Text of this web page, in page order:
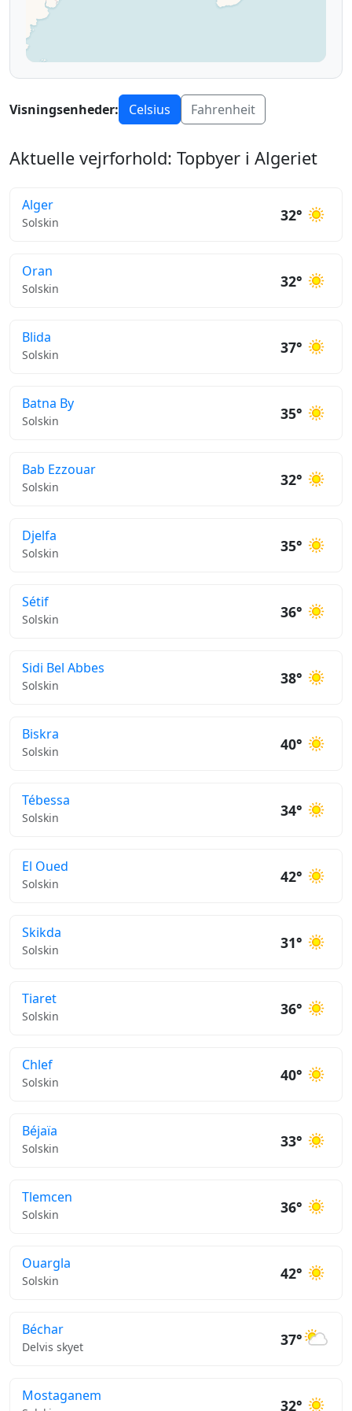
Visningsenheder: Celsius Fahrenheit
Aktuelle vejrforhold: Topbyer i Algeriet
Alger
Solskin 32°
Oran
Solskin 32°
Blida
Solskin 37°
Batna By
Solskin 35°
Bab Ezzouar
Solskin 32°
Djelfa
Solskin 35°
Sétif
Solskin 36°
Sidi Bel Abbes
Solskin 38°
Biskra
Solskin 40°
Tébessa
Solskin 34°
El Oued
Solskin 42°
Skikda
Solskin 31°
Tiaret
Solskin 36°
Chlef
Solskin 40°
Béjaïa
Solskin 33°
Tlemcen
Solskin 36°
Ouargla
Solskin 42°
Béchar
Delvis skyet 37°
Mostaganem
32°